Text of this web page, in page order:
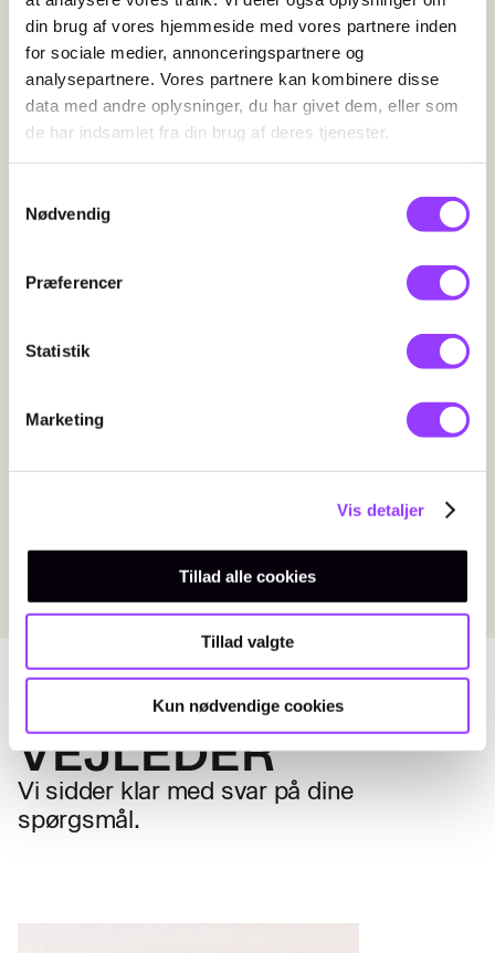
din brug af vores hjemmeside med vores partnere inden
for sociale medier, annonceringspartnere og
analysepartnere. Vores partnere kan kombinere disse
data med andre oplysninger, du har givet dem, eller som
de har indsamlet fra din brug af deres tjenester.
Nødvendig
Præferencer
Statistik
Marketing
Vis detaljer
Tillad alle cookies
Tillad valgte
Kun nødvendige cookies
Videreuddannelse
Bioteknologi og samfundsfag er en
studieretning, der er målrettet de mange
studier og karrieremuligheder inden for
det sundhedsvidenskabelige eller
socialvidenskabelige felt.
Videregående Uddannelser
videregående uddannelser, som en given
uddannelse giver adgang til. Prøv dig
interesser.
KONTAKT EN
VEJLEDER
Vi sidder klar med svar på dine
spørgsmål.